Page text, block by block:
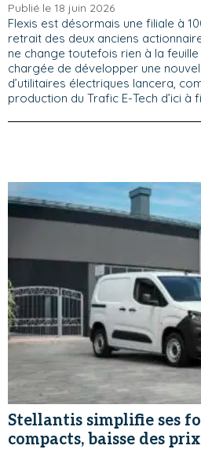
Publié le 18 juin 2026
Flexis est désormais une filiale à
retrait des deux anciens
ne change toutefois rien à la
chargée de développer une
d’utilitaires électriques lancera,
production du Trafic E-Tech d’ici à
Stellantis simplifie ses
compacts, baisse des